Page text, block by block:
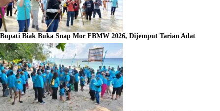
Bupati Biak Buka Snap Mor FBMW 2026, Dijemput Tarian Adat